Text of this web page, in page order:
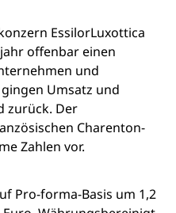
EssilorLuxottica
offenbar einen
und
Umsatz und
zurück. Der
Charenton-
Zahlen vor.
Pro-forma-Basis um 1,2